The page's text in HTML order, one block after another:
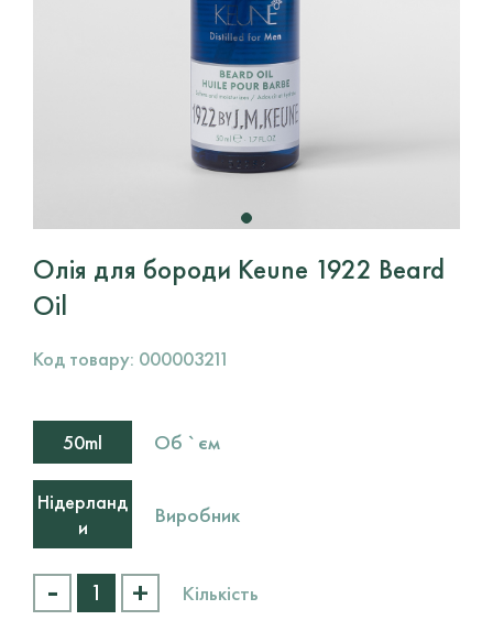
Олія для бороди Keune 1922 Beard
Oil
Код товару: 000003211
50ml Об `єм
Нідерланд
и
Виробник
-
Олія
для
+ Кількість